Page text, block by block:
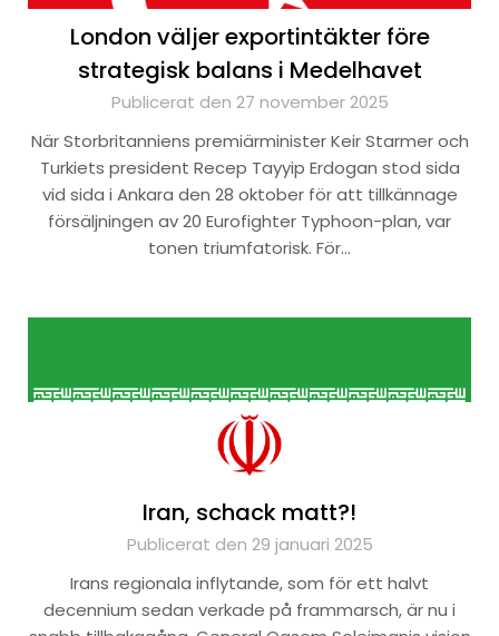
London väljer exportintäkter före
strategisk balans i Medelhavet
Publicerat den 27 november 2025
När Storbritanniens premiärminister Keir Starmer och
Turkiets president Recep Tayyip Erdogan stod sida
vid sida i Ankara den 28 oktober för att tillkännage
försäljningen av 20 Eurofighter Typhoon-plan, var
tonen triumfatorisk. För…
Iran, schack matt?!
Publicerat den 29 januari 2025
Irans regionala inflytande, som för ett halvt
decennium sedan verkade på frammarsch, är nu i